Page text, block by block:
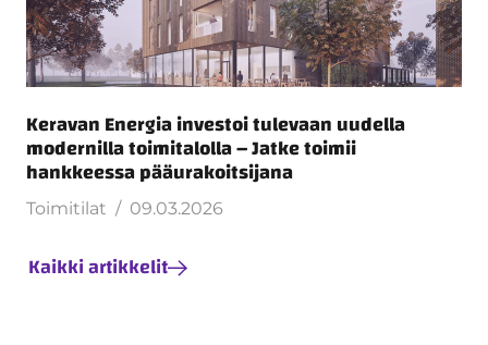
Keravan Energia investoi tulevaan uudella
modernilla toimitalolla – Jatke toimii
hankkeessa pääurakoitsijana
Toimitilat 09.03.2026
Kaikki artikkelit